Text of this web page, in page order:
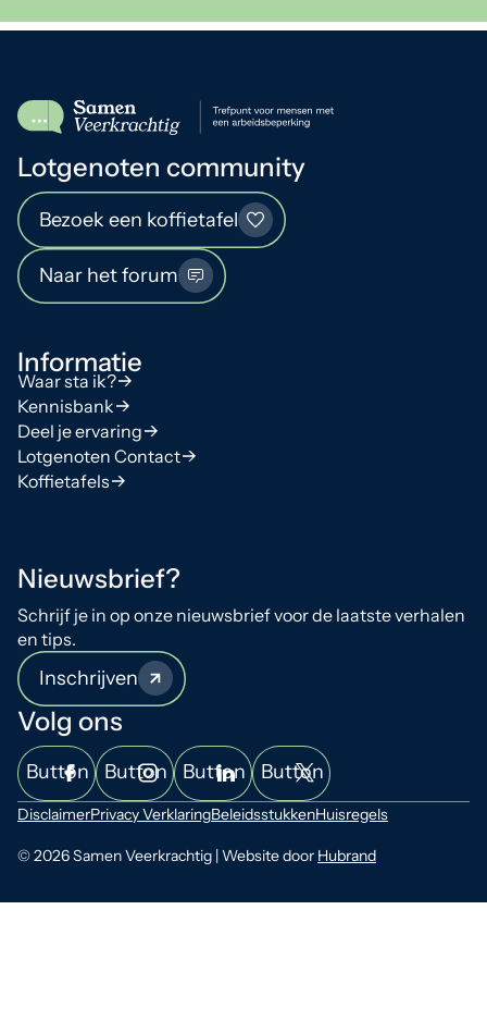
Lotgenoten community
Bezoek een koffietafel
Naar het forum
Informatie
Waar sta ik?
Kennisbank
Deel je ervaring
Lotgenoten Contact
Koffietafels
Nieuwsbrief?
Schrijf je in op onze nieuwsbrief voor de laatste verhalen
en tips.
Inschrijven
Volg ons
Button Button Button Button
© 2026 Samen Veerkrachtig | Website door Hubrand
DisclaimerPrivacy VerklaringBeleidsstukkenHuisregels